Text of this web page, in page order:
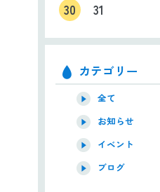
30
31
カテゴリー
全て
お知らせ
イベント
ブログ